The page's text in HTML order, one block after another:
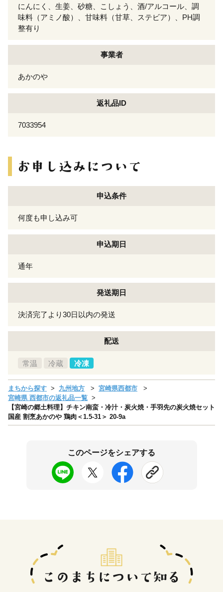
にんにく、生姜、砂糖、こしょう、酒/アルコール、調
味料（アミノ酸）、甘味料（甘草、ステビア）、PH調
整有り
事業者
あかのや
返礼品ID
7033954
申込条件
何度も申し込み可
申込期日
通年
発送期日
決済完了より30日以内の発送
配送
常温 冷蔵 冷凍
まちから探す 九州地方
宮崎県西都市
宮崎県 西都市の返礼品一覧
【宮崎の郷土料理】チキン南蛮・冷汁・炭火焼・手羽先の炭火焼セット
国産 割烹あかのや 鶏肉＜1.5-31＞ 20-9a
このページをシェアする